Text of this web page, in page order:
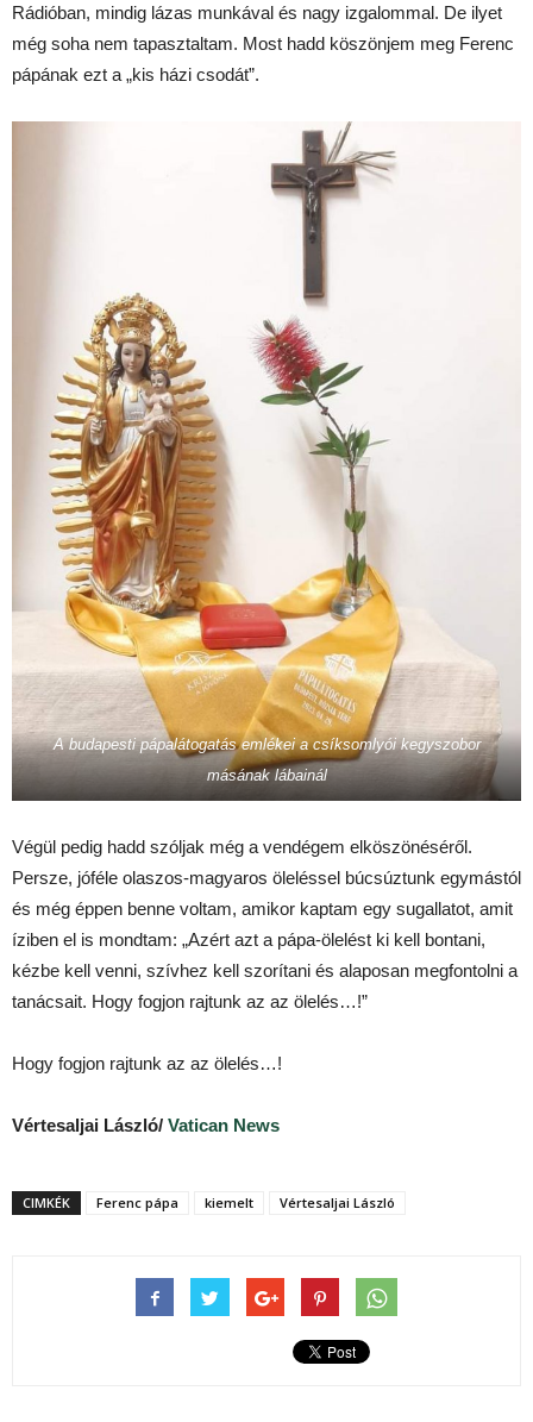
Rádióban, mindig lázas munkával és nagy izgalommal. De ilyet
még soha nem tapasztaltam. Most hadd köszönjem meg Ferenc
pápának ezt a „kis házi csodát”.
A budapesti pápalátogatás emlékei a csíksomlyói kegyszobor
másának lábainál
Végül pedig hadd szóljak még a vendégem elköszönéséről.
Persze, jóféle olaszos-magyaros öleléssel búcsúztunk egymástól
és még éppen benne voltam, amikor kaptam egy sugallatot, amit
íziben el is mondtam: „Azért azt a pápa-ölelést ki kell bontani,
kézbe kell venni, szívhez kell szorítani és alaposan megfontolni a
tanácsait. Hogy fogjon rajtunk az az ölelés…!”
Hogy fogjon rajtunk az az ölelés…!
Vértesaljai László/ Vatican News
CIMKÉK Ferenc pápa kiemelt Vértesaljai László